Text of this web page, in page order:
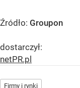
Źródło: Groupon
dostarczył:
netPR.pl
Firmy i rynki